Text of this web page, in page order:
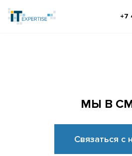
+7
МЫ В
Связаться с